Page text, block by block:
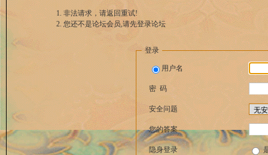
非法请求，请返回重试!
您还不是论坛会员,请先登录论坛
登录
用户名
密 码
安全问题
您的答案
隐身登录